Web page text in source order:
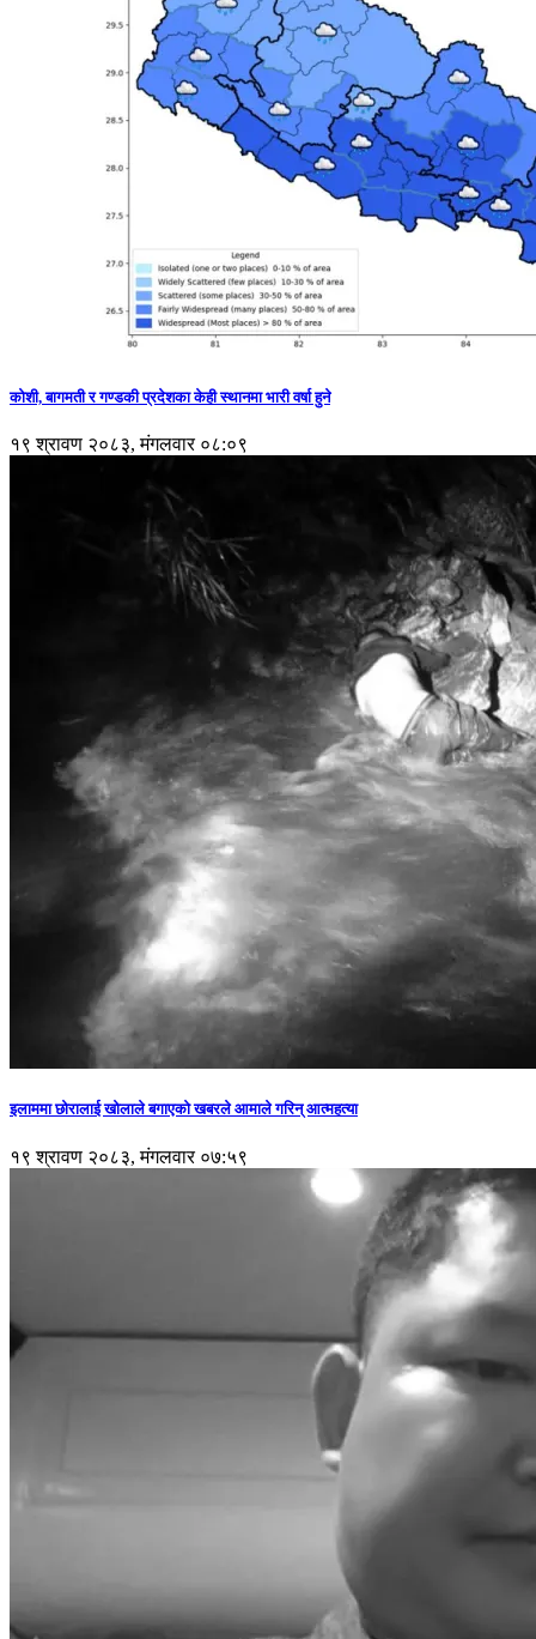
कोशी, बागमती र गण्डकी प्रदेशका केही स्थानमा भारी वर्षा हुने
१९ श्रावण २०८३, मंगलवार ०८:०९
इलाममा छोरालाई खोलाले बगाएकाे खबरले आमाले गरिन् आत्महत्या
१९ श्रावण २०८३, मंगलवार ०७:५९